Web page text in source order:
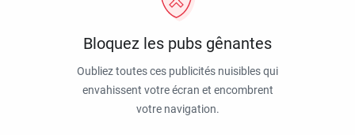
Bloquez les pubs gênantes
Oubliez toutes ces publicités nuisibles qui
envahissent votre écran et encombrent
votre navigation.